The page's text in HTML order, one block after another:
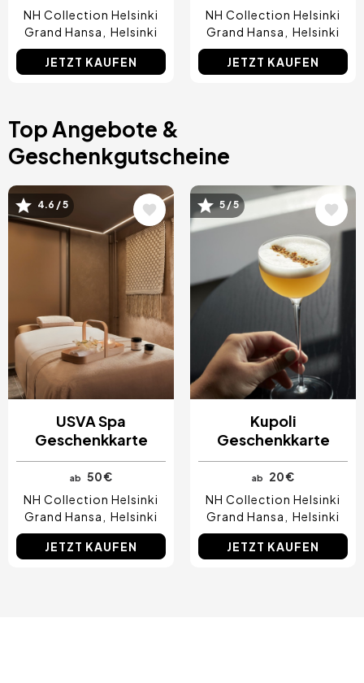
NH Collection Helsinki
Grand Hansa
Helsinki
JETZT KAUFEN
NH Collection Helsinki
Grand Hansa
Helsinki
JETZT KAUFEN
Top Angebote &
Geschenkgutscheine
Bild4.6 / 5
USVA Spa
Geschenkkarte
ab
50 €
NH Collection Helsinki
Grand Hansa
Helsinki
JETZT KAUFEN
Bild5 / 5
Kupoli
Geschenkkarte
ab
20 €
NH Collection Helsinki
Grand Hansa
Helsinki
JETZT KAUFEN